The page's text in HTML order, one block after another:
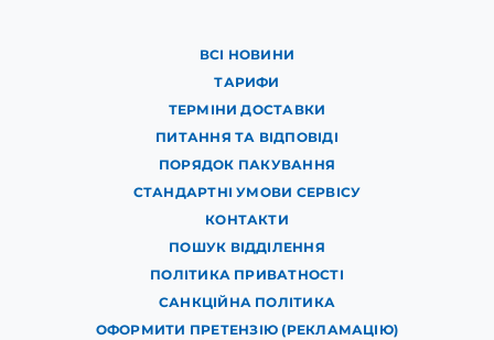
ВСІ НОВИНИ
ТАРИФИ
ТЕРМІНИ ДОСТАВКИ
ПИТАННЯ ТА ВІДПОВІДІ
ПОРЯДОК ПАКУВАННЯ
СТАНДАРТНІ УМОВИ СЕРВІСУ
КОНТАКТИ
ПОШУК ВІДДІЛЕННЯ
ПОЛІТИКА ПРИВАТНОСТІ
САНКЦІЙНА ПОЛІТИКА
ОФОРМИТИ ПРЕТЕНЗІЮ (РЕКЛАМАЦІЮ)